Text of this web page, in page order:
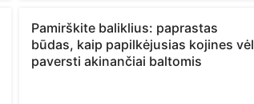
Pamirškite baliklius: paprastas
būdas, kaip papilkėjusias kojines vėl
paversti akinančiai baltomis